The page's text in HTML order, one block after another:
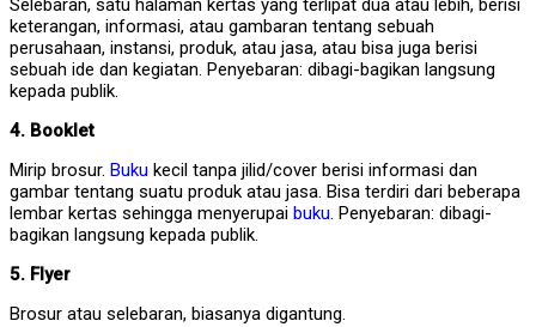
Selebaran, satu halaman kertas yang terlipat dua atau lebih, berisi
keterangan, informasi, atau gambaran tentang sebuah
perusahaan, instansi, produk, atau jasa, atau bisa juga berisi
sebuah ide dan kegiatan. Penyebaran: dibagi-bagikan langsung
kepada publik.
4. Booklet
Mirip brosur. Buku kecil tanpa jilid/cover berisi informasi dan
gambar tentang suatu produk atau jasa. Bisa terdiri dari beberapa
lembar kertas sehingga menyerupai buku. Penyebaran: dibagi-
bagikan langsung kepada publik.
5. Flyer
Brosur atau selebaran, biasanya digantung.